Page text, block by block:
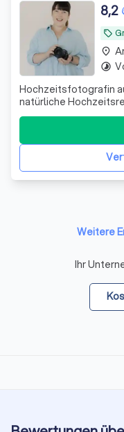
local_offer
8,2
Hochzeitsfotografin aus der
natürliche
place
timelapse
Weitere
Ihr